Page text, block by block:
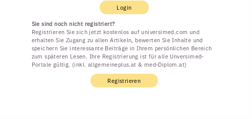
Login
Sie sind noch nicht registriert?
Registrieren Sie sich jetzt kostenlos auf universimed.com und
erhalten Sie Zugang zu allen Artikeln, bewerten Sie Inhalte und
speichern Sie interessante Beiträge in Ihrem persönlichen Bereich
zum späteren Lesen. Ihre Registrierung ist für alle Unversimed-
Portale gültig. (inkl. allgemeineplus.at & med-Diplom.at)
Registrieren